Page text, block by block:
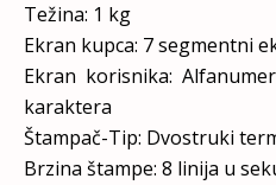
Težina: 1 kg
Ekran kupca: 7 segmentni
Ekran korisnika:
karaktera
Štampač-Tip: Dvostruki
Brzina štampe: 8 linija u